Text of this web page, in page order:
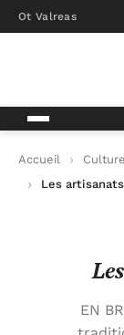
Ot Valreas
Accueil
Les
EN